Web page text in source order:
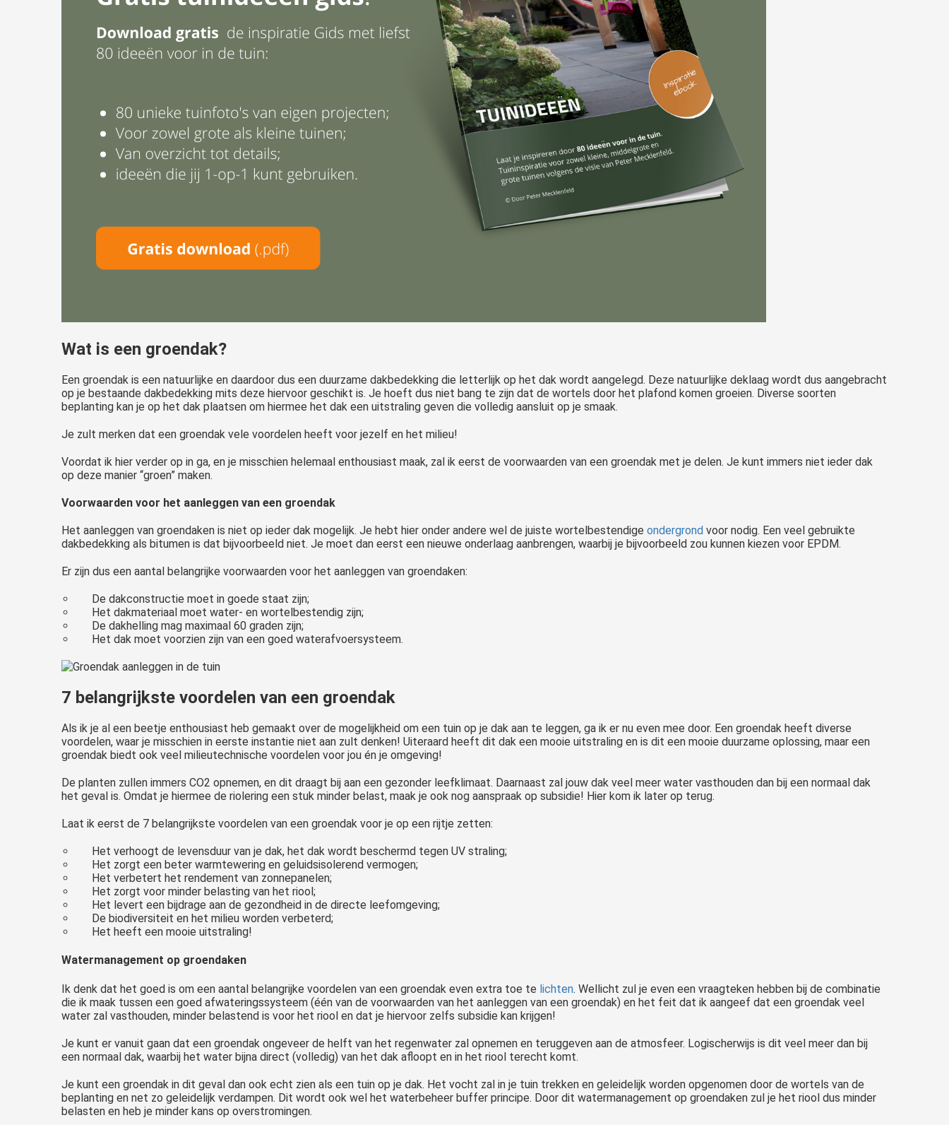
Wat is een groendak?
Een groendak is een natuurlijke en daardoor dus een duurzame dakbedekking die letterlijk op het dak wordt aangelegd. Deze natuurlijke deklaag wordt dus aangebracht
op je bestaande dakbedekking mits deze hiervoor geschikt is. Je hoeft dus niet bang te zijn dat de wortels door het plafond komen groeien. Diverse soorten
beplanting kan je op het dak plaatsen om hiermee het dak een uitstraling geven die volledig aansluit op je smaak.
Je zult merken dat een groendak vele voordelen heeft voor jezelf en het milieu!
Voordat ik hier verder op in ga, en je misschien helemaal enthousiast maak, zal ik eerst de voorwaarden van een groendak met je delen. Je kunt immers niet ieder dak
op deze manier “groen” maken.
Voorwaarden voor het aanleggen van een groendak
Het aanleggen van groendaken is niet op ieder dak mogelijk. Je hebt hier onder andere wel de juiste wortelbestendige ondergrond voor nodig. Een veel gebruikte
dakbedekking als bitumen is dat bijvoorbeeld niet. Je moet dan eerst een nieuwe onderlaag aanbrengen, waarbij je bijvoorbeeld zou kunnen kiezen voor EPDM.
Er zijn dus een aantal belangrijke voorwaarden voor het aanleggen van groendaken:
De dakconstructie moet in goede staat zijn;
Het dakmateriaal moet water- en wortelbestendig zijn;
De dakhelling mag maximaal 60 graden zijn;
Het dak moet voorzien zijn van een goed waterafvoersysteem.
7 belangrijkste voordelen van een groendak
Als ik je al een beetje enthousiast heb gemaakt over de mogelijkheid om een tuin op je dak aan te leggen, ga ik er nu even mee door. Een groendak heeft diverse
voordelen, waar je misschien in eerste instantie niet aan zult denken! Uiteraard heeft dit dak een mooie uitstraling en is dit een mooie duurzame oplossing, maar een
groendak biedt ook veel milieutechnische voordelen voor jou én je omgeving!
De planten zullen immers CO2 opnemen, en dit draagt bij aan een gezonder leefklimaat. Daarnaast zal jouw dak veel meer water vasthouden dan bij een normaal dak
het geval is. Omdat je hiermee de riolering een stuk minder belast, maak je ook nog aanspraak op subsidie! Hier kom ik later op terug.
Laat ik eerst de 7 belangrijkste voordelen van een groendak voor je op een rijtje zetten:
Het verhoogt de levensduur van je dak, het dak wordt beschermd tegen UV straling;
Het zorgt een beter warmtewering en geluidsisolerend vermogen;
Het verbetert het rendement van zonnepanelen;
Het zorgt voor minder belasting van het riool;
Het levert een bijdrage aan de gezondheid in de directe leefomgeving;
De biodiversiteit en het milieu worden verbeterd;
Het heeft een mooie uitstraling!
Watermanagement op groendaken
Ik denk dat het goed is om een aantal belangrijke voordelen van een groendak even extra toe te lichten. Wellicht zul je even een vraagteken hebben bij de combinatie
die ik maak tussen een goed afwateringssysteem (één van de voorwaarden van het aanleggen van een groendak) en het feit dat ik aangeef dat een groendak veel
water zal vasthouden, minder belastend is voor het riool en dat je hiervoor zelfs subsidie kan krijgen!
Je kunt er vanuit gaan dat een groendak ongeveer de helft van het regenwater zal opnemen en teruggeven aan de atmosfeer. Logischerwijs is dit veel meer dan bij
een normaal dak, waarbij het water bijna direct (volledig) van het dak afloopt en in het riool terecht komt.
Je kunt een groendak in dit geval dan ook echt zien als een tuin op je dak. Het vocht zal in je tuin trekken en geleidelijk worden opgenomen door de wortels van de
beplanting en net zo geleidelijk verdampen. Dit wordt ook wel het waterbeheer buffer principe. Door dit watermanagement op groendaken zul je het riool dus minder
belasten en heb je minder kans op overstromingen.